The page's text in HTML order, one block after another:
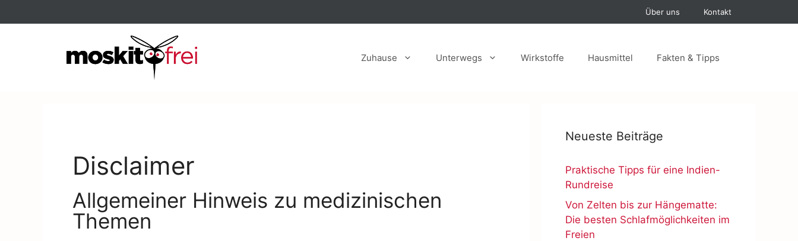
Über uns Kontakt
Zuhause Unterwegs Wirkstoffe Hausmittel Fakten & Tipps
Disclaimer
Allgemeiner Hinweis zu medizinischen
Themen
Neueste Beiträge
Praktische Tipps für eine Indien-
Rundreise
Von Zelten bis zur Hängematte:
Die besten Schlafmöglichkeiten im
Freien